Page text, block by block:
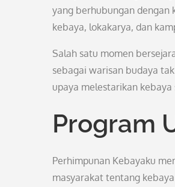
yang berhubungan dengan
kebaya, lokakarya, dan
Salah satu momen
sebagai warisan budaya
upaya melestarikan
Program
Perhimpunan Kebayaku
masyarakat tentang